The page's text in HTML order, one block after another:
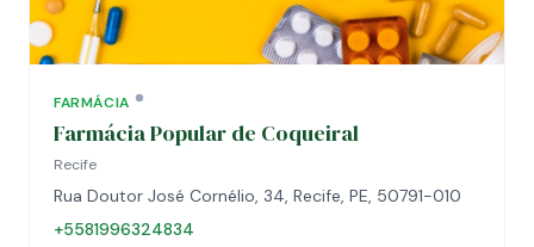
FARMÁCIA
Farmácia Popular de Coqueiral
Recife
Rua Doutor José Cornélio, 34, Recife, PE, 50791-010
+5581996324834